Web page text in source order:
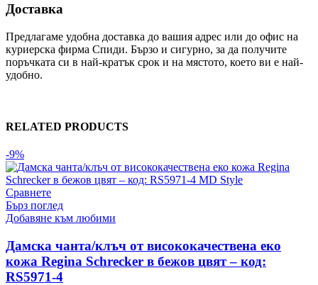
Доставка
Предлагаме удобна доставка до вашия адрес или до офис на
куриерска фирма Спиди. Бързо и сигурно, за да получите
поръчката си в най-кратък срок и на мястото, което ви е най-
удобно.
RELATED PRODUCTS
-9%
Сравнете
Бърз поглед
Добавяне към любими
Дамска чанта/клъч от висококачествена еко
кожа Regina Schrecker в бежов цвят – код:
RS5971-4